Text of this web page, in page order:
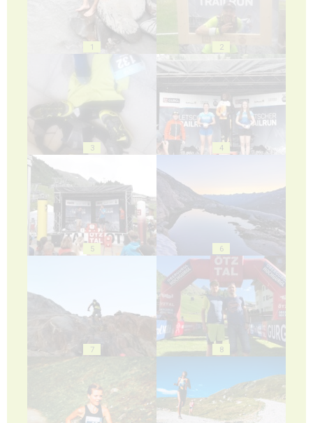
1 2
3 4
5 6
7 8